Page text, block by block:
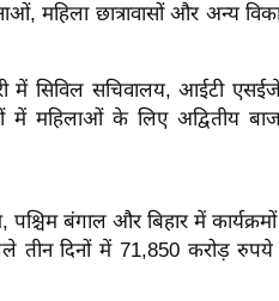
महिला छात्रावासों और अन्य
में सिविल सचिवालय, आईटी
में महिलाओं के लिए अद्वितीय
बंगाल और बिहार में
तीन दिनों में 71,850 करोड़